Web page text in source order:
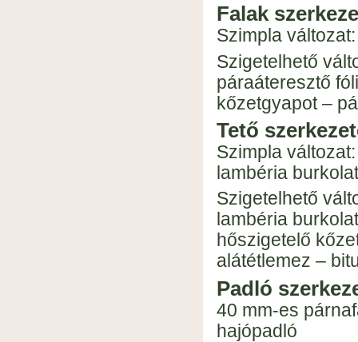
Falak
Szimpla
Szigetelhető
páraáteresztő
kőzetgyapot –
Tető
Szimpla
lambéria
Szigetelhető
lambéria
hőszigetelő
alátétlemez –
Padló
40 mm-es
hajópadló